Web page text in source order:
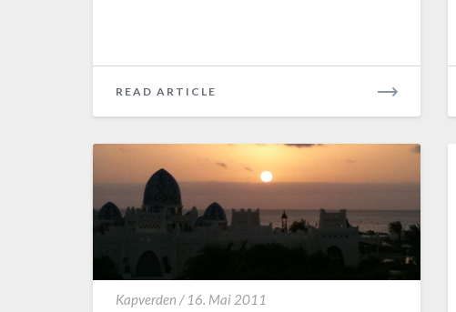
READ ARTICLE
MORE
Kapverden / 16. Mai 2011